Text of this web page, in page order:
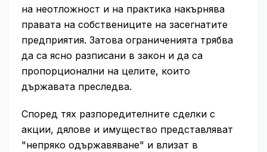
на неотложност и на практика накърнява
правата на собствениците на засегнатите
предприятия. Затова ограниченията трябва
да са ясно разписани в закон и да са
пропорционални на целите, които
държавата преследва.
Според тях разпоредителните сделки с
акции, дялове и имущество представляват
"непряко одържавяване" и влизат в